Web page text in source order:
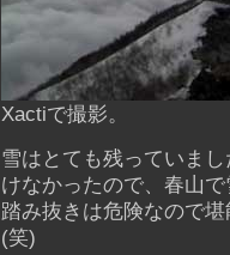
Xactiで撮影。
雪はとても残っていま
けなかったので、春山
踏み抜きは危険なので
(笑)